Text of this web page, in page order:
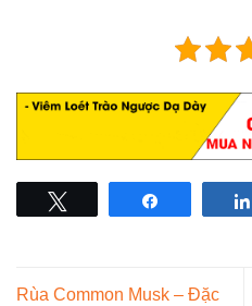
Rùa Common Musk – Đặc